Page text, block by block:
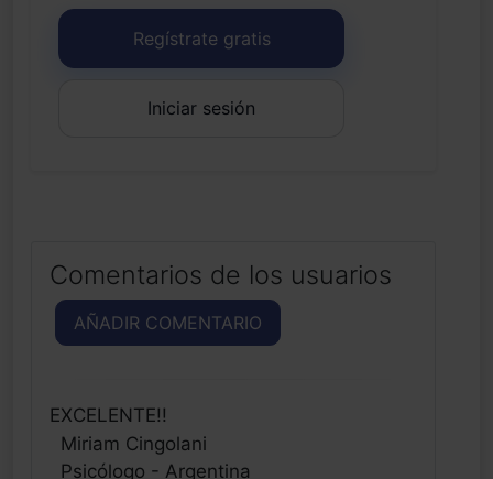
Regístrate gratis
Iniciar sesión
Comentarios de los usuarios
AÑADIR COMENTARIO
EXCELENTE!!
Miriam Cingolani
Psicólogo - Argentina